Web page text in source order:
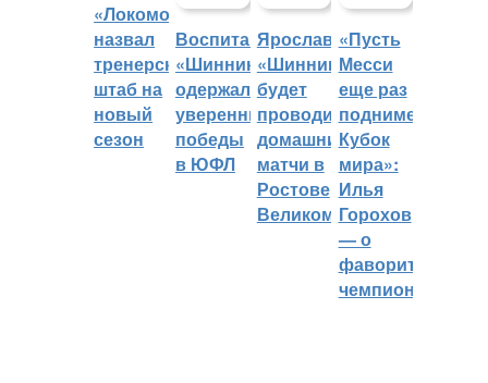
«Локомотив»
назвал
тренерский
штаб на
новый
сезон
Воспитанники
«Шинника»
одержали
уверенные
победы
в ЮФЛ
Ярославский
«Шинник»
будет
проводить
домашние
матчи в
Ростове
Великом
«Пусть
Месси
еще раз
поднимет
Кубок
мира»:
Илья
Горохов
— о
фаворитах
чемпионата